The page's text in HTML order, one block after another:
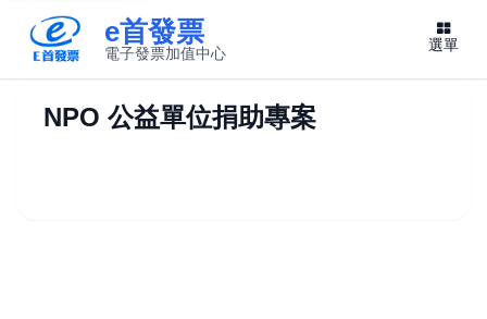
e首發票
電子發票加值中心 選單
NPO 公益單位捐助專案